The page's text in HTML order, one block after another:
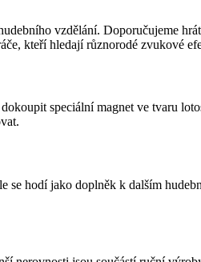
vzdělání. Doporučujeme
kteří hledají různorodé zvukové
speciální magnet ve tvaru
se hodí jako doplněk k dalším